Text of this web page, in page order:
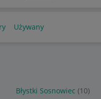
Używany
Błystki Sosnowiec (10)